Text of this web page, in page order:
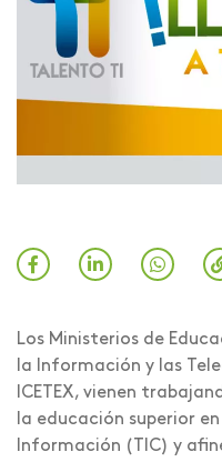
Los Ministerios de
la Información y las
ICETEX, vienen
la educación superior
Información (TIC) y